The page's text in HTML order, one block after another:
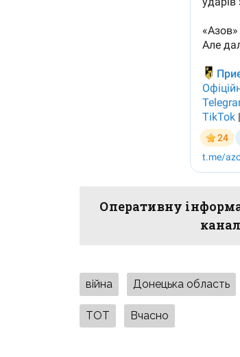
Оперативну
війна Донецька область
ТОТ Вчасно